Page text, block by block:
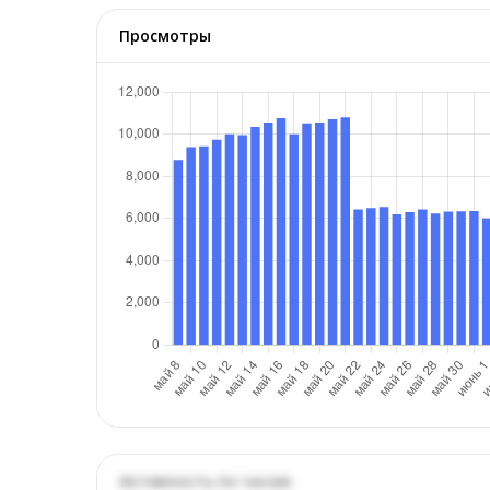
Просмотры
Активность по часам